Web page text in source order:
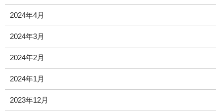
2024年4月
2024年3月
2024年2月
2024年1月
2023年12月